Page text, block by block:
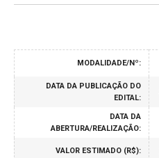
MODALIDADE/Nº:
DATA DA PUBLICAÇÃO DO
EDITAL:
DATA DA
ABERTURA/REALIZAÇÃO:
VALOR ESTIMADO (R$):